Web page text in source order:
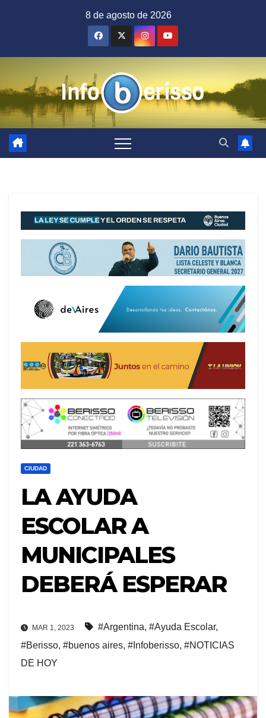
8 de agosto de 2026
CIUDAD
LA AYUDA
ESCOLAR A
MUNICIPALES
DEBERÁ ESPERAR
MAR 1, 2023 #Argentina, #Ayuda Escolar,
#Berisso, #buenos aires, #Infoberisso, #NOTICIAS
DE HOY